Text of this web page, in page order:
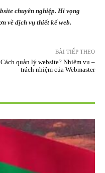
chuyên nghiệp. Hi vọng
về dịch vụ thiết kế web.
BÀI TIẾP THEO
Cách quản lý website? Nhiệm vụ –
trách nhiệm của Webmaster